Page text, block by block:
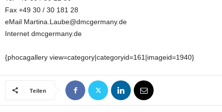
Fax +49 30 / 30 181 28
eMail Martina.Laube@dmcgermany.de
Internet dmcgermany.de
{phocagallery view=category|categoryid=161|imageid=1940}
Teilen